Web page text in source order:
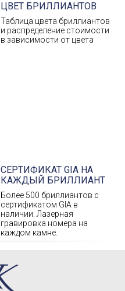
ЦВЕТ БРИЛЛИАНТОВ
Таблица цвета бриллиантов
и распределение стоимости
в зависимости от цвета
СЕРТИФИКАТ GIA НА
КАЖДЫЙ БРИЛЛИАНТ
Более 500 бриллиантов с
сертификатом GIA в
наличии. Лазерная
гравировка номера на
каждом камне.